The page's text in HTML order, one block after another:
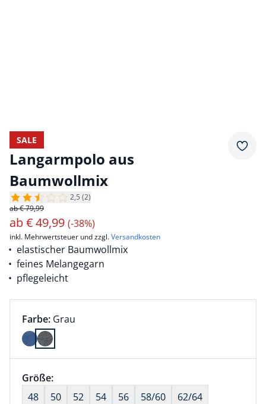
SALE
Langarmpolo aus
Baumwollmix
2,5 (2)
ab € 79,99
ab€49,99 (-38%)
inkl. Mehrwertsteuer und zzgl.Versandkosten
elastischer Baumwollmix
feines Melangegarn
pflegeleicht
Farbauswahl:
Farbe: aktuell ausgewählt:
Grau
Farbe Grau ausgewählt
Größenauswahl:
Größe:nichts ausgewählt
48
50 52 54 56 58/60
62/64